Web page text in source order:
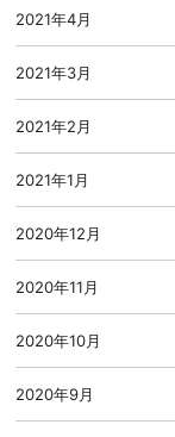
2021年4月
2021年3月
2021年2月
2021年1月
2020年12月
2020年11月
2020年10月
2020年9月